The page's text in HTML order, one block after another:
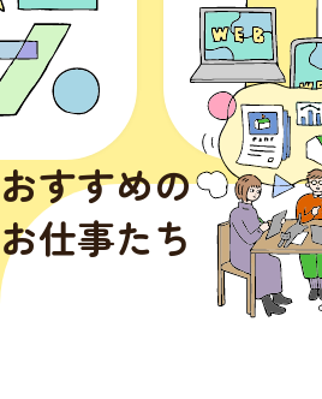
おすすめの
お仕事たち